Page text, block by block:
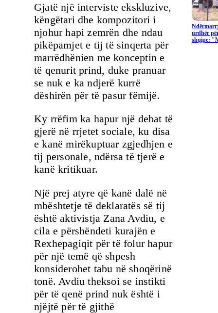
Gjatë një interviste ekskluzive,
këngëtari dhe kompozitori i
njohur hapi zemrën dhe ndau
pikëpamjet e tij të sinqerta për
marrëdhënien me konceptin e
të qenurit prind, duke pranuar
se nuk e ka ndjerë kurrë
dëshirën për të pasur fëmijë.
Ky rrëfim ka hapur një debat të
gjerë në rrjetet sociale, ku disa
e kanë mirëkuptuar zgjedhjen e
tij personale, ndërsa të tjerë e
kanë kritikuar.
Një prej atyre që kanë dalë në
mbështetje të deklaratës së tij
është aktivistja Zana Avdiu, e
cila e përshëndeti kurajën e
Rexhepagiqit për të folur hapur
për një temë që shpesh
konsiderohet tabu në shoqërinë
tonë. Avdiu theksoi se instikti
për të qenë prind nuk është i
njëjtë për të gjithë
urdhër
shqipe: